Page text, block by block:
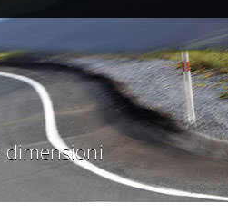
dimensioni